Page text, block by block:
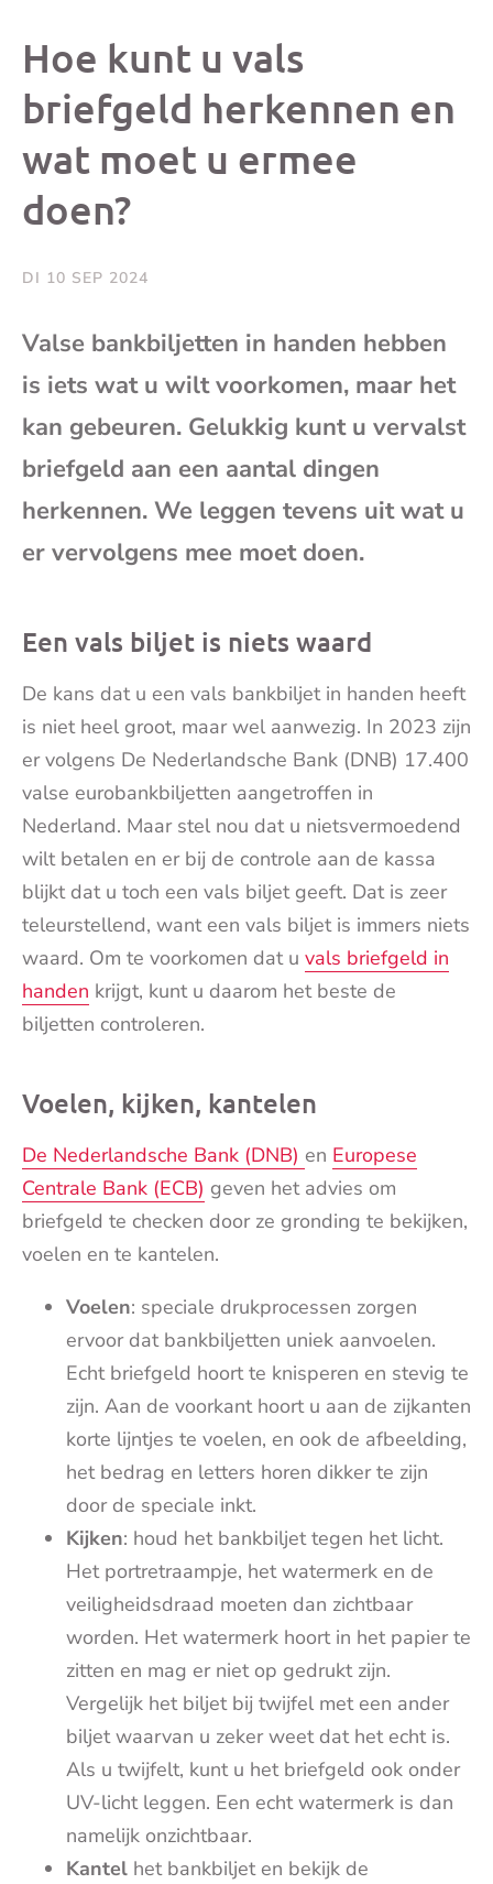
op
Hoe kunt u vals
briefgeld herkennen en
wat moet u ermee
doen?
DI 10 SEP 2024
Valse bankbiljetten in handen hebben
is iets wat u wilt voorkomen, maar het
kan gebeuren. Gelukkig kunt u vervalst
briefgeld aan een aantal dingen
herkennen. We leggen tevens uit wat u
er vervolgens mee moet doen.
Een vals biljet is niets waard
De kans dat u een vals bankbiljet in handen heeft
is niet heel groot, maar wel aanwezig. In 2023 zijn
er volgens De Nederlandsche Bank (DNB) 17.400
valse eurobankbiljetten aangetroffen in
Nederland. Maar stel nou dat u nietsvermoedend
wilt betalen en er bij de controle aan de kassa
blijkt dat u toch een vals biljet geeft. Dat is zeer
teleurstellend, want een vals biljet is immers niets
waard. Om te voorkomen dat u vals briefgeld in
handen krijgt, kunt u daarom het beste de
biljetten controleren.
Voelen, kijken, kantelen
De Nederlandsche Bank (DNB) en Europese
Centrale Bank (ECB) geven het advies om
briefgeld te checken door ze gronding te bekijken,
voelen en te kantelen.
Voelen: speciale drukprocessen zorgen
ervoor dat bankbiljetten uniek aanvoelen.
Echt briefgeld hoort te knisperen en stevig te
zijn. Aan de voorkant hoort u aan de zijkanten
korte lijntjes te voelen, en ook de afbeelding,
het bedrag en letters horen dikker te zijn
door de speciale inkt.
Kijken: houd het bankbiljet tegen het licht.
Het portretraampje, het watermerk en de
veiligheidsdraad moeten dan zichtbaar
worden. Het watermerk hoort in het papier te
zitten en mag er niet op gedrukt zijn.
Vergelijk het biljet bij twijfel met een ander
biljet waarvan u zeker weet dat het echt is.
Als u twijfelt, kunt u het briefgeld ook onder
UV-licht leggen. Een echt watermerk is dan
namelijk onzichtbaar.
Kantel het bankbiljet en bekijk de